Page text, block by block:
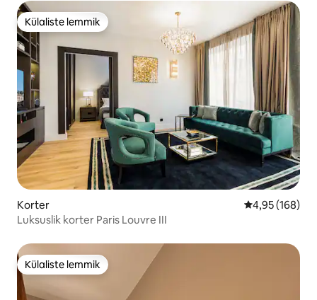
Külaliste lemmik
Külaliste lemmik
Korter Keskmine
4,95 (168)
Luksuslik korter Paris Louvre III
Külaliste lemmik
Külaliste lemmik